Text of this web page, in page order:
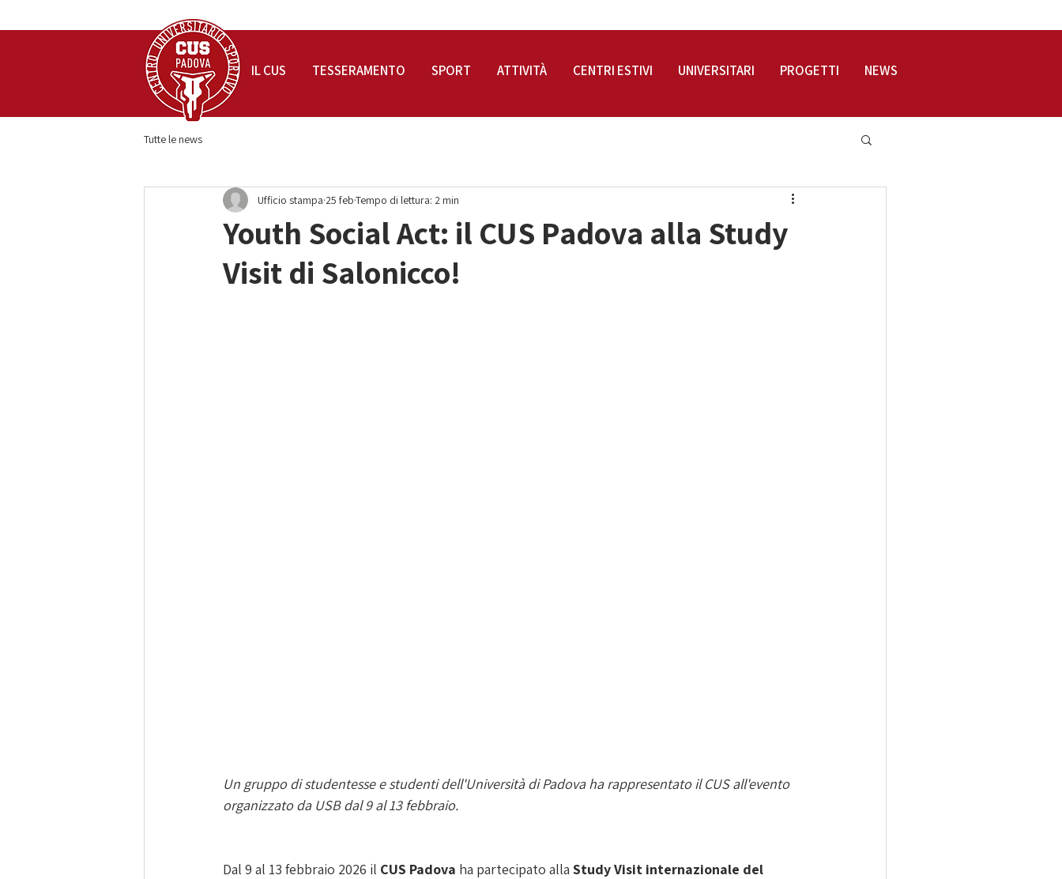
Tutte le news
Youth Social Act: il CUS Padova alla Study
Visit di Salonicco!
Ufficio stampa 25 febTempo di lettura: 2 min
Un gruppo di studentesse e studenti dell'Università di Padova ha rappresentato il CUS all'evento
organizzato da USB dal 9 al 13 febbraio.
Dal 9 al 13 febbraio 2026 il CUS Padova ha partecipato alla Study Visit internazionale del
IL CUS TESSERAMENTO SPORT ATTIVITÀ CENTRI ESTIVI UNIVERSITARI PROGETTI NEWS